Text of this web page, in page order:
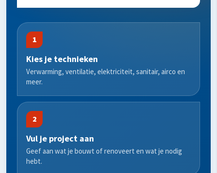
1
Kies je technieken
Verwarming, ventilatie, elektriciteit, sanitair, airco en
meer.
2
Vul je project aan
Geef aan wat je bouwt of renoveert en wat je nodig
hebt.